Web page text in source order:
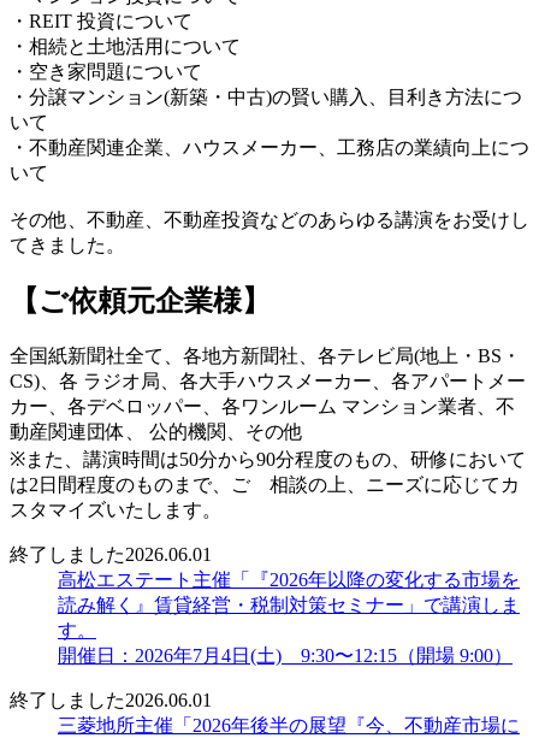
・REIT 投資について
・相続と土地活用について
・空き家問題について
・分譲マンション(新築・中古)の賢い購入、目利き方法につ
いて
・不動産関連企業、ハウスメーカー、工務店の業績向上につ
いて
その他、不動産、不動産投資などのあらゆる講演をお受けし
てきました。
【ご依頼元企業様】
全国紙新聞社全て、各地方新聞社、各テレビ局(地上・BS・
CS)、各 ラジオ局、各大手ハウスメーカー、各アパートメー
カー、各デベロッパー、各ワンルーム マンション業者、不
動産関連団体、 公的機関、その他
※また、講演時間は50分から90分程度のもの、研修において
は2日間程度のものまで、ご゙相談の上、ニーズに応じてカ
スタマイズいたします。
終了しました2026.06.01
高松エステート主催「『2026年以降の変化する市場を
読み解く』賃貸経営・税制対策セミナー」で講演しま
す。
開催日：2026年7月4日(土) 9:30〜12:15（開場 9:00）
終了しました2026.06.01
三菱地所主催「2026年後半の展望『今、不動産市場に